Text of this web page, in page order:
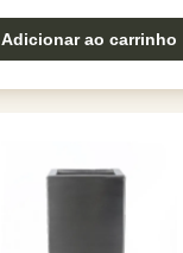
Adicionar ao carrinho